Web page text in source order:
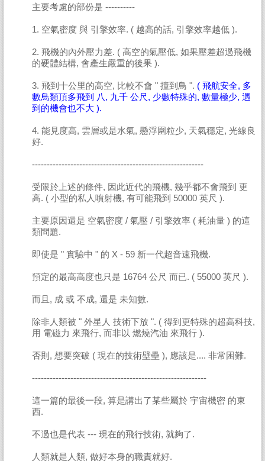
主要考慮的部份是 ----------
1. 空氣密度 與 引擎效率. ( 越高的話, 引擎效率越低 ).
2. 飛機的內外壓力差. ( 高空的氣壓低, 如果壓差超過飛機
的硬體結構, 會產生嚴重的後果 ).
3. 飛到十公里的高空, 比較不會 " 撞到鳥 ". ( 飛航安全, 多
數鳥類頂多飛到 八, 九千 公尺, 少數特殊的, 數量極少, 遇
到的機會也不大 ).
4. 能見度高, 雲層或是水氣, 懸浮圍粒少, 天氣穩定, 光線良
好.
----------------------------------------------------------
受限於上述的條件, 因此近代的飛機, 幾乎都不會飛到 更
高. ( 小型的私人噴射機, 有可能飛到 50000 英尺 ).
主要原因還是 空氣密度 / 氣壓 / 引擎效率 ( 耗油量 ) 的這
類問題.
即使是 " 實驗中 " 的 X - 59 新一代超音速飛機.
預定的最高高度也只是 16764 公尺 而已. ( 55000 英尺 ).
而且, 成 或 不成, 還是 未知數.
除非人類被 " 外星人 技術下放 ". ( 得到更特殊的超高科技,
用 電磁力 來飛行, 而非以 燃燒汽油 來飛行 ).
否則, 想要突破 ( 現在的技術壁壘 ), 應該是.... 非常困難.
-----------------------------------------------------------
這一篇的最後一段, 算是講出了某些屬於 宇宙機密 的東
西.
不過也是代表 --- 現在的飛行技術, 就夠了.
人類就是人類, 做好本身的職責就好.